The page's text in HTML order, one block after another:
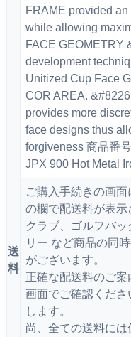
FRAME provided
while allowing
FACE GEOMETRY
development
Unitized Cup Face
COR AREA.
provides more
face designs thus
forgiveness 商品番
JPX 900 Hot Metal
送
料
ご購入手続きの画面
の欄で配送料が表示
クラブ、ゴルフバ
リー など商品の同
がございます。
正確な配送料のご
画面でご確認くださ
します。
尚、全ての送料には